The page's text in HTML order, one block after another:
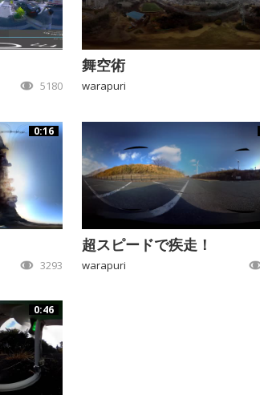
5180
舞空術
warapuri
0:16
3293
超スピードで疾走！
warapuri
0:46